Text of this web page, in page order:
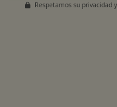
Respetamos su privacidad